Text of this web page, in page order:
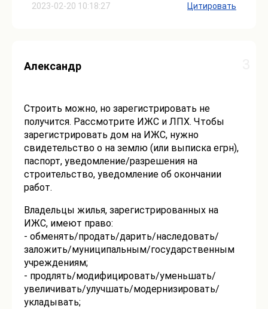
2023-02-20 10:18:27 Цитировать
Александр
Строить можно, но зарегистрировать не
получится. Рассмотрите ИЖС и ЛПХ. Чтобы
зарегистрировать дом на ИЖС, нужно
свидетельство о на землю (или выписка егрн),
паспорт, уведомление/разрешения на
строительство, уведомление об окончании
работ.
Владельцы жилья, зарегистрированных на
ИЖС, имеют право:
- обменять/продать/дарить/наследовать/
заложить/муниципальным/государственным
учреждениям;
- продлять/модифицировать/уменьшать/
увеличивать/улучшать/модернизировать/
укладывать;